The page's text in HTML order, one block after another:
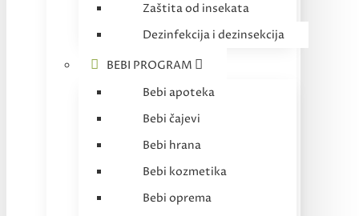
Zaštita od insekata
Dezinfekcija i dezinsekcija
BEBI PROGRAM
Bebi apoteka
Bebi čajevi
Bebi hrana
Bebi kozmetika
Bebi oprema